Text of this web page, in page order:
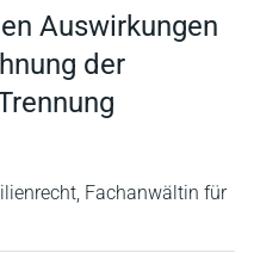
Auswirkungen
der
Fachanwältin für